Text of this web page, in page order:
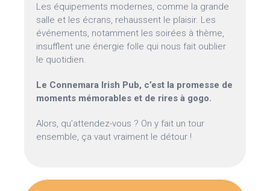
Les équipements modernes, comme la grande
salle et les écrans, rehaussent le plaisir. Les
événements, notamment les soirées à thème,
insufflent une énergie folle qui nous fait oublier
le quotidien.
Le Connemara Irish Pub, c’est la promesse de
moments mémorables et de rires à gogo.
Alors, qu’attendez-vous ? On y fait un tour
ensemble, ça vaut vraiment le détour !